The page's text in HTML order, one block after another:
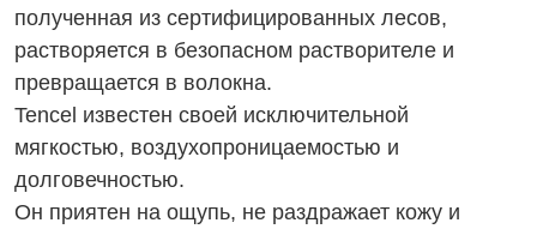
полученная из сертифицированных лесов,
растворяется в безопасном растворителе и
превращается в волокна.
Tencel известен своей исключительной
мягкостью, воздухопроницаемостью и
долговечностью.
Он приятен на ощупь, не раздражает кожу и